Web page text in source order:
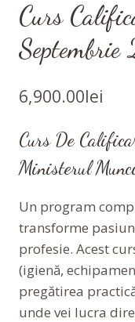
Curs
6,900.00lei
Curs De
Ministerul
Un program
transforme
profesie. Acest
(igienă,
pregătirea
unde vei lucra